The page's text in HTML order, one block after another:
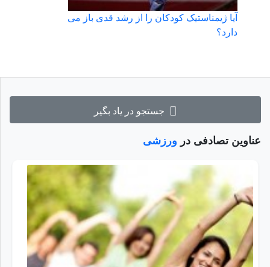
جستجو در یاد بگیر
عناوین تصادفی در ورزشی
آیا ژیمناستیک کودکان را از رشد قدی باز می
دارد؟